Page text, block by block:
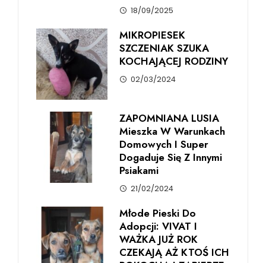
18/09/2025
MIKROPIESEK
SZCZENIAK SZUKA
KOCHAJĄCEJ RODZINY
02/03/2024
ZAPOMNIANA LUSIA
Mieszka W Warunkach
Domowych I Super
Dogaduje Się Z Innymi
Psiakami
21/02/2024
Młode Pieski Do
Adopcji: VIVAT I
WAŻKA JUŻ ROK
CZEKAJĄ AŻ KTOŚ ICH